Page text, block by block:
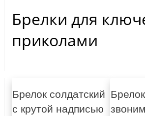
Брелки для
приколами
Брелок солдатский
с крутой надписью